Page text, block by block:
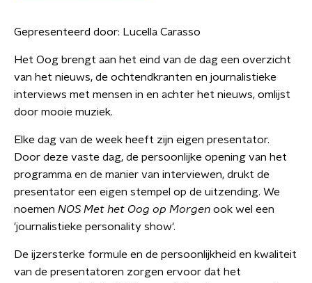
Gepresenteerd door: Lucella Carasso
Het Oog brengt aan het eind van de dag een overzicht
van het nieuws, de ochtendkranten en journalistieke
interviews met mensen in en achter het nieuws, omlijst
door mooie muziek.
Elke dag van de week heeft zijn eigen presentator.
Door deze vaste dag, de persoonlijke opening van het
programma en de manier van interviewen, drukt de
presentator een eigen stempel op de uitzending. We
noemen NOS Met het Oog op Morgen ook wel een
'journalistieke personality show'.
De ijzersterke formule en de persoonlijkheid en kwaliteit
van de presentatoren zorgen ervoor dat het